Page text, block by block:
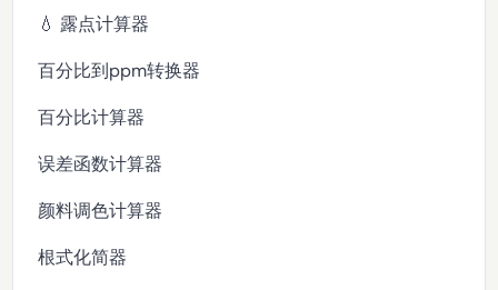
💧 露点计算器
百分比到ppm转换器
百分比计算器
误差函数计算器
颜料调色计算器
根式化简器